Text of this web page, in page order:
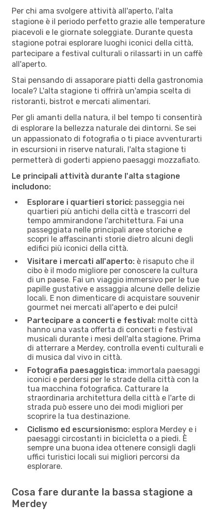
Per chi ama svolgere attività all'aperto, l'alta
stagione è il periodo perfetto grazie alle temperature
piacevoli e le giornate soleggiate. Durante questa
stagione potrai esplorare luoghi iconici della città,
partecipare a festival culturali o rilassarti in un caffè
all'aperto.
Stai pensando di assaporare piatti della gastronomia
locale? L'alta stagione ti offrirà un'ampia scelta di
ristoranti, bistrot e mercati alimentari.
Per gli amanti della natura, il bel tempo ti consentirà
di esplorare la bellezza naturale dei dintorni. Se sei
un appassionato di fotografia o ti piace avventurarti
in escursioni in riserve naturali, l'alta stagione ti
permetterà di goderti appieno paesaggi mozzafiato.
Le principali attività durante l'alta stagione
includono:
Esplorare i quartieri storici: passeggia nei
quartieri più antichi della città e trascorri del
tempo ammirandone l'architettura. Fai una
passeggiata nelle principali aree storiche e
scopri le affascinanti storie dietro alcuni degli
edifici più iconici della città.
Visitare i mercati all'aperto: è risaputo che il
cibo è il modo migliore per conoscere la cultura
di un paese. Fai un viaggio immersivo per le tue
papille gustative e assaggia alcune delle delizie
locali. E non dimenticare di acquistare souvenir
gourmet nei mercati all'aperto e dei pulci!
Partecipare a concerti e festival: molte città
hanno una vasta offerta di concerti e festival
musicali durante i mesi dell'alta stagione. Prima
di atterrare a Merdey, controlla eventi culturali e
di musica dal vivo in città.
Fotografia paesaggistica: immortala paesaggi
iconici e perdersi per le strade della città con la
tua macchina fotografica. Catturare la
straordinaria architettura della città e l'arte di
strada può essere uno dei modi migliori per
scoprire la tua destinazione.
Ciclismo ed escursionismo: esplora Merdey e i
paesaggi circostanti in bicicletta o a piedi. È
sempre una buona idea ottenere consigli dagli
uffici turistici locali sui migliori percorsi da
esplorare.
Cosa fare durante la bassa stagione a
Merdey